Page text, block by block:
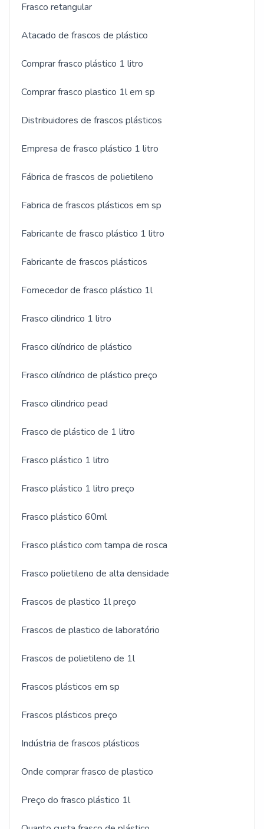
Frasco retangular
Atacado de frascos de plástico
Comprar frasco plástico 1 litro
Comprar frasco plastico 1l em sp
Distribuidores de frascos plásticos
Empresa de frasco plástico 1 litro
Fábrica de frascos de polietileno
Fabrica de frascos plásticos em sp
Fabricante de frasco plástico 1 litro
Fabricante de frascos plásticos
Fornecedor de frasco plástico 1l
Frasco cilindrico 1 litro
Frasco cilíndrico de plástico
Frasco cilíndrico de plástico preço
Frasco cilindrico pead
Frasco de plástico de 1 litro
Frasco plástico 1 litro
Frasco plástico 1 litro preço
Frasco plástico 60ml
Frasco plástico com tampa de rosca
Frasco polietileno de alta densidade
Frascos de plastico 1l preço
Frascos de plastico de laboratório
Frascos de polietileno de 1l
Frascos plásticos em sp
Frascos plásticos preço
Indústria de frascos plásticos
Onde comprar frasco de plastico
Preço do frasco plástico 1l